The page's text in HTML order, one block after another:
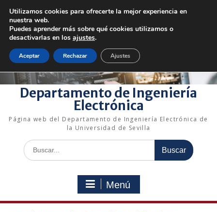
contenido
+34 954 48 73 72 electronica@us.es
Bienvenido a nuestro departamento!
Enlaces rápidos
Departamento de Ingeniería
Electrónica
Página web del Departamento de Ingeniería Electrónica de
la Universidad de Sevilla
Buscar:
Menú
Utilizamos cookies para ofrecerte la mejor experiencia en
nuestra web.
Puedes aprender más sobre qué cookies utilizamos o
desactivarlas en los ajustes.
Aceptar Rechazar Ajustes